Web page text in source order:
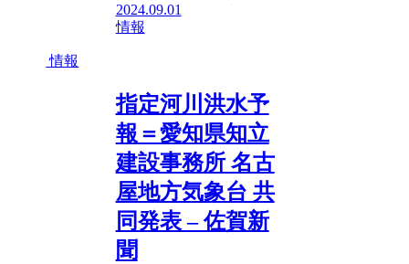
2024.09.01
情報
情報
指定河川洪水予
報＝愛知県知立
建設事務所 名古
屋地方気象台 共
同発表 – 佐賀新
聞